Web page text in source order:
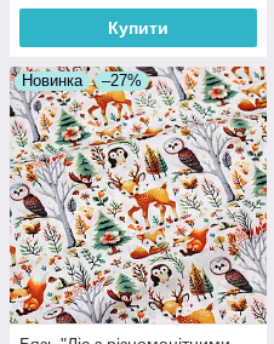
Купити
Новинка –27%